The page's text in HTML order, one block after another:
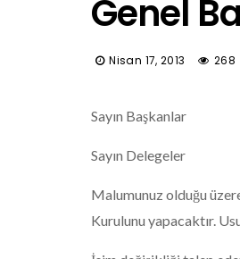
Genel
Nisan 17, 2013 268
Sayın Başkanlar
Sayın Delegeler
Malumunuz olduğu
Kurulunu yapacaktır.